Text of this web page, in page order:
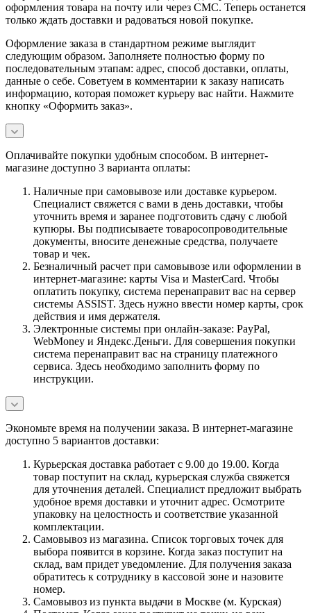
оформления товара на почту или через СМС. Теперь останется
только ждать доставки и радоваться новой покупке.
Оформление заказа в стандартном режиме выглядит
следующим образом. Заполняете полностью форму по
последовательным этапам: адрес, способ доставки, оплаты,
данные о себе. Советуем в комментарии к заказу написать
информацию, которая поможет курьеру вас найти. Нажмите
кнопку «Оформить заказ».
Оплачивайте покупки удобным способом. В интернет-
магазине доступно 3 варианта оплаты:
Наличные при самовывозе или доставке курьером.
Специалист свяжется с вами в день доставки, чтобы
уточнить время и заранее подготовить сдачу с любой
купюры. Вы подписываете товаросопроводительные
документы, вносите денежные средства, получаете
товар и чек.
Безналичный расчет при самовывозе или оформлении в
интернет-магазине: карты Visa и MasterCard. Чтобы
оплатить покупку, система перенаправит вас на сервер
системы ASSIST. Здесь нужно ввести номер карты, срок
действия и имя держателя.
Электронные системы при онлайн-заказе: PayPal,
WebMoney и Яндекс.Деньги. Для совершения покупки
система перенаправит вас на страницу платежного
сервиса. Здесь необходимо заполнить форму по
инструкции.
Экономьте время на получении заказа. В интернет-магазине
доступно 5 вариантов доставки:
Курьерская доставка работает с 9.00 до 19.00. Когда
товар поступит на склад, курьерская служба свяжется
для уточнения деталей. Специалист предложит выбрать
удобное время доставки и уточнит адрес. Осмотрите
упаковку на целостность и соответствие указанной
комплектации.
Самовывоз из магазина. Список торговых точек для
выбора появится в корзине. Когда заказ поступит на
склад, вам придет уведомление. Для получения заказа
обратитесь к сотруднику в кассовой зоне и назовите
номер.
Самовывоз из пункта выдачи в Москве (м. Курская)